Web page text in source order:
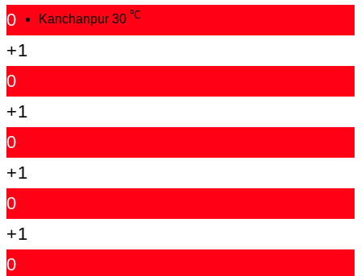
Kanchanpur 30 ℃
0
+1
0
+1
0
+1
0
+1
0